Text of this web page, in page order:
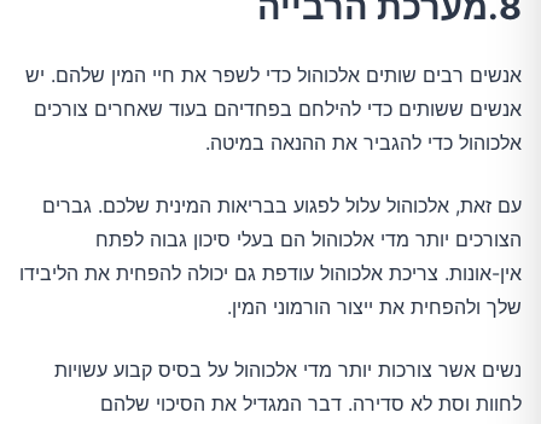
אנשים רבים שותים אלכוהול כדי לשפר את חיי המין שלהם. יש
אנשים ששותים כדי להילחם בפחדיהם בעוד שאחרים צורכים
אלכוהול כדי להגביר את ההנאה במיטה.
עם זאת, אלכוהול עלול לפגוע בבריאות המינית שלכם. גברים
הצורכים יותר מדי אלכוהול הם בעלי סיכון גבוה לפתח
אין-אונות. צריכת אלכוהול עודפת גם יכולה להפחית את הליבידו
שלך ולהפחית את ייצור הורמוני המין.
נשים אשר צורכות יותר מדי אלכוהול על בסיס קבוע עשויות
לחוות וסת לא סדירה. דבר המגדיל את הסיכוי שלהם